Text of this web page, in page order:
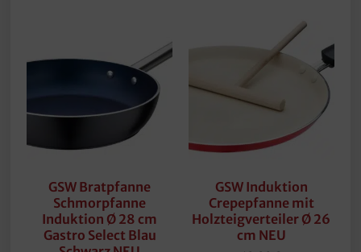
GSW Bratpfanne
Schmorpfanne
Induktion Ø 28 cm
Gastro Select Blau
GSW Induktion
Crepepfanne mit
Holzteigverteiler Ø 26
cm NEU